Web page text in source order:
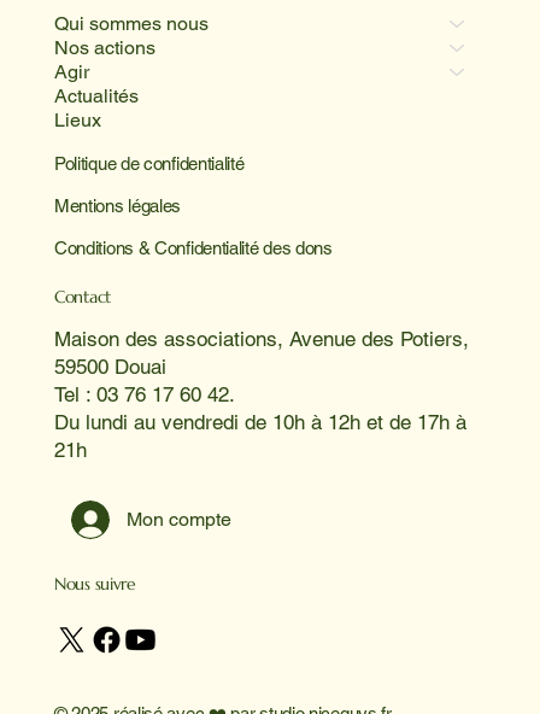
Qui sommes nous
Nos actions
Agir
Actualités
Lieux
Politique de confidentialité
Mentions légales
Conditions & Confidentialité des dons
Contact
Maison des associations, Avenue des Potiers,
59500 Douai
Tel : 03 76 17 60 42.
Du lundi au vendredi de 10h à 12h et de 17h à
21h
Mon compte
Nous suivre